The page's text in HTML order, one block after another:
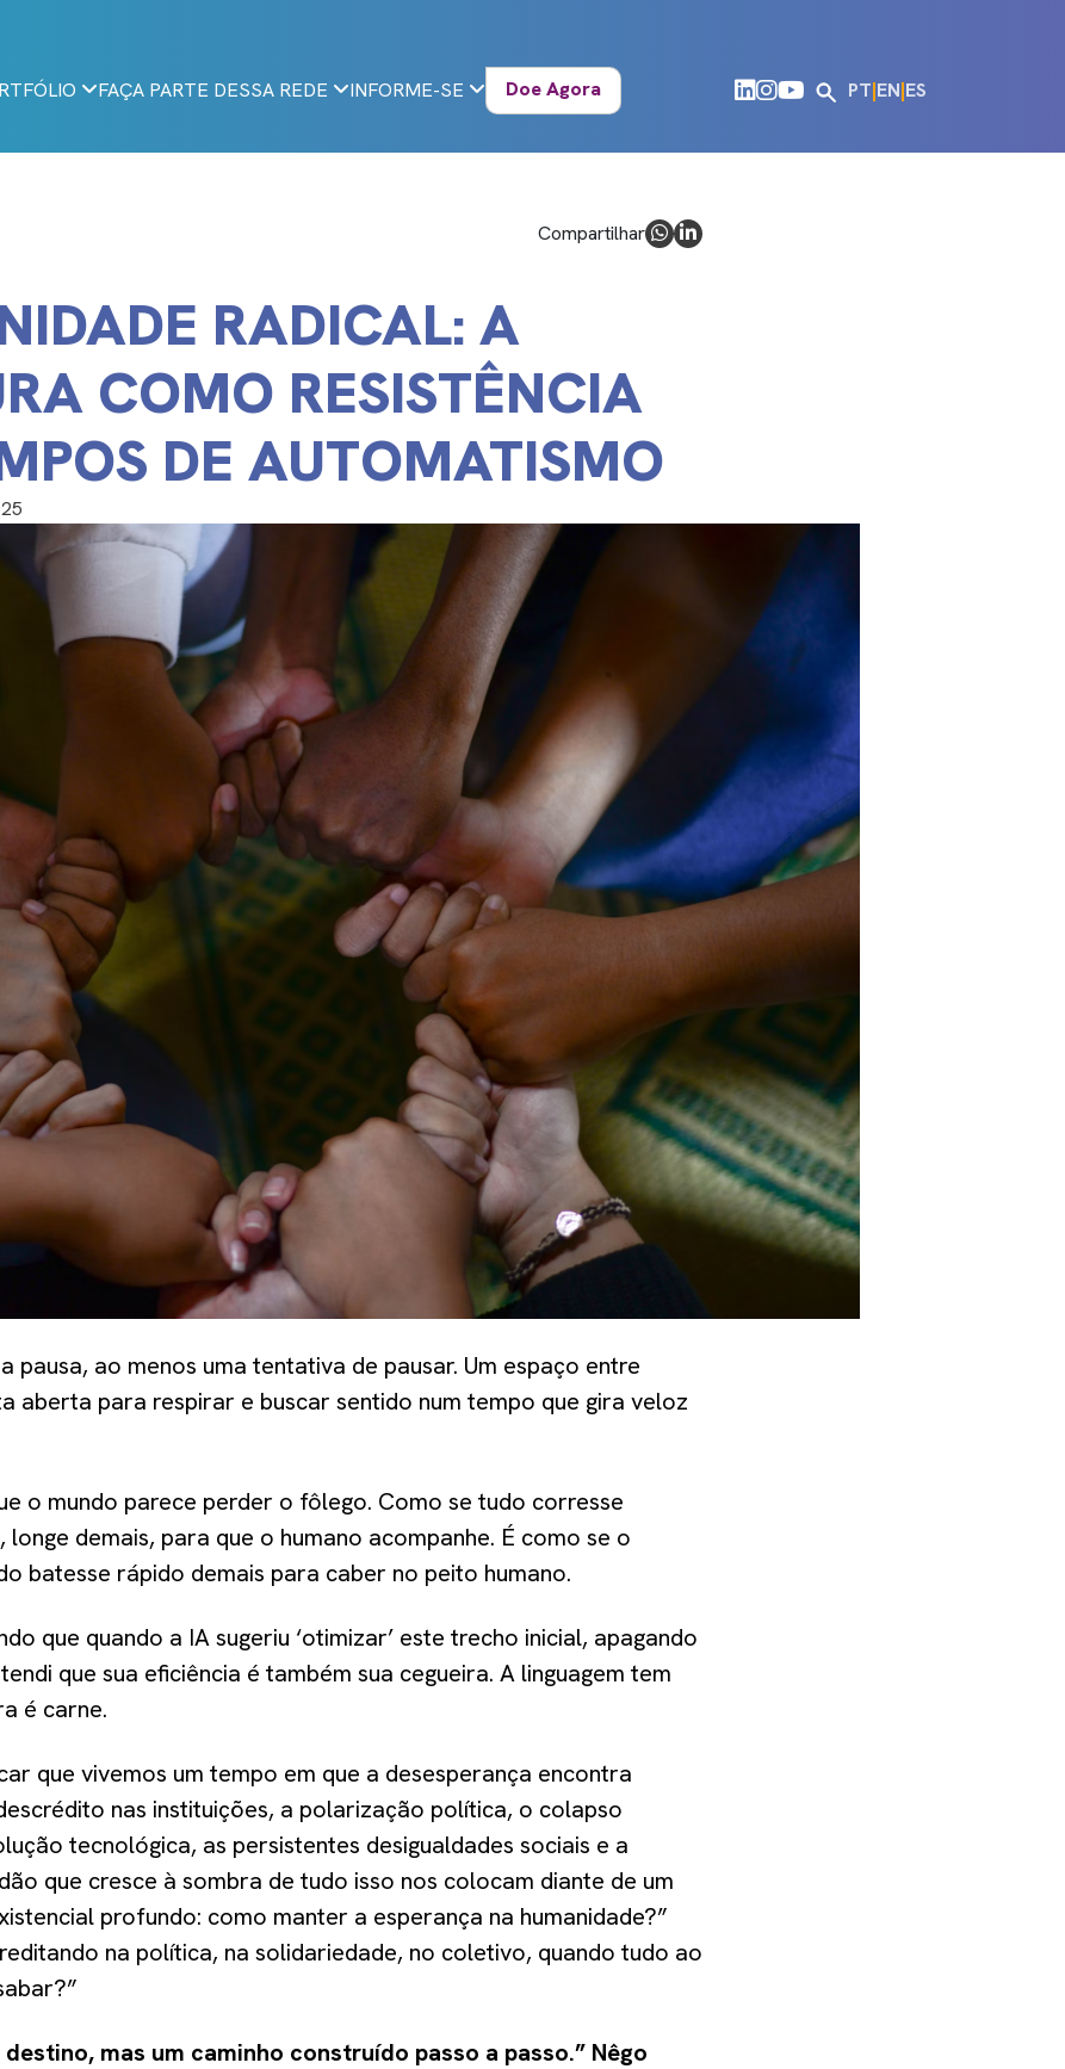
FAÇA PARTE DESSA REDE INFORME-SE Doe Agora PT|EN|ES
Compartilhar
RADICAL: A
COMO RESISTÊNCIA
DE AUTOMATISMO
pausa, ao menos uma tentativa de pausar. Um espaço entre
aberta para respirar e buscar sentido num tempo que gira veloz
o mundo parece perder o fôlego. Como se tudo corresse
longe demais, para que o humano acompanhe. É como se o
batesse rápido demais para caber no peito humano.
que quando a IA sugeriu ‘otimizar’ este trecho inicial, apagando
que sua eficiência é também sua cegueira. A linguagem tem
é carne.
que vivemos um tempo em que a desesperança encontra
nas instituições, a polarização política, o colapso
tecnológica, as persistentes desigualdades sociais e a
que cresce à sombra de tudo isso nos colocam diante de um
profundo: como manter a esperança na humanidade?”
na política, na solidariedade, no coletivo, quando tudo ao
destino, mas um caminho construído passo a passo.” Nêgo